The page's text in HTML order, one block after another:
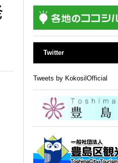
Twitter
Tweets by KokosilOfficial